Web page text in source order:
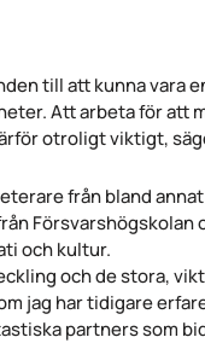
till att kunna vara
Att arbeta för att
otroligt viktigt,
från bland
Försvarshögskolan
och kultur.
och de stora,
jag har tidigare
partners som